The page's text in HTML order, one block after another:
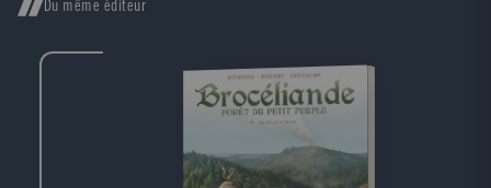
Du même éditeur